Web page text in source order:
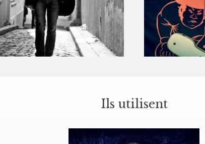
Ils utilisent